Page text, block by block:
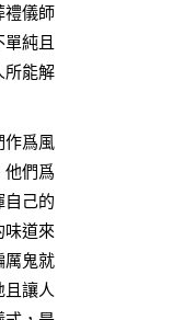
禮儀師
純且
所能解
作爲風
他們爲
自己的
味道來
厲鬼就
讓人